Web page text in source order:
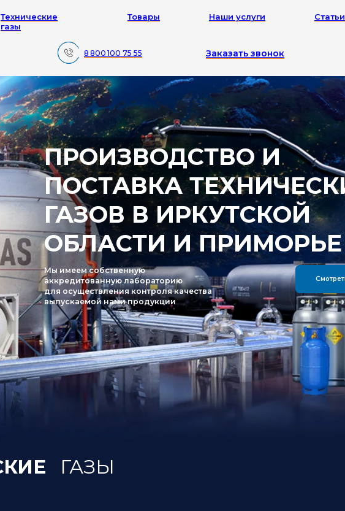
8 800 100 75 55
Технические
газы
Товары Наши услуги Статьи
Заказать звонок
ПРОИЗВОДСТВО И
ПОСТАВКА ТЕХНИЧЕСКИХ
ГАЗОВ В ИРКУТСКОЙ
ОБЛАСТИ И ПРИМОРЬЕ
Смотреть продукцию
Мы имеем собственную
аккредитованную лабораторию
для осуществления контроля качества
выпускаемой нами продукции